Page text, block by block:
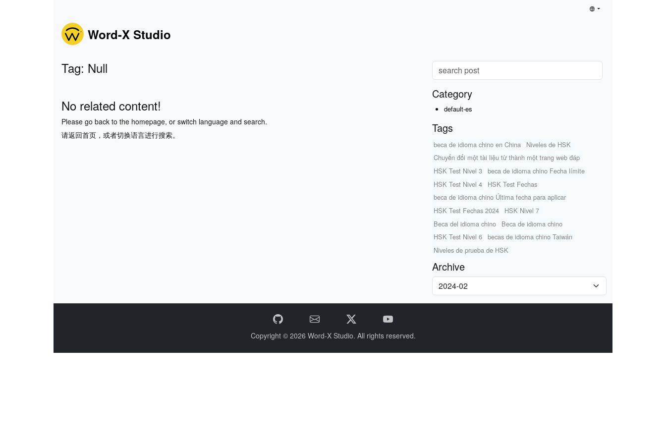
Word-X Studio
Tag: Null
No related content!
Please go back to the homepage, or switch language and search.
请返回首页，或者切换语言进行搜索。
Category
default-es
Tags
beca de idioma chino en China
Niveles de HSK
Chuyển đổi một tài liệu từ thành một trang web đáp
HSK Test Nivel 3
beca de idioma chino Fecha límite
HSK Test Nivel 4
HSK Test Fechas
beca de idioma chino Última fecha para aplicar
HSK Test Fechas 2024
HSK Nivel 7
Beca del idioma chino
Beca de idioma chino
HSK Test Nivel 6
becas de idioma chino Taiwán
Niveles de prueba de HSK
Archive
Copyright © 2026 Word-X Studio. All rights reserved.